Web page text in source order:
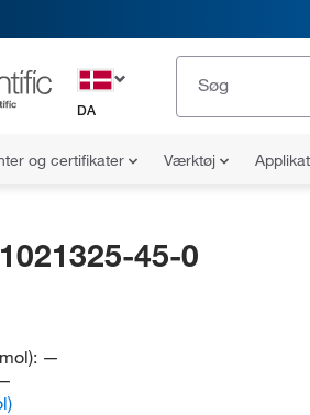
DA
og certifikater Værktøj
45-0
—